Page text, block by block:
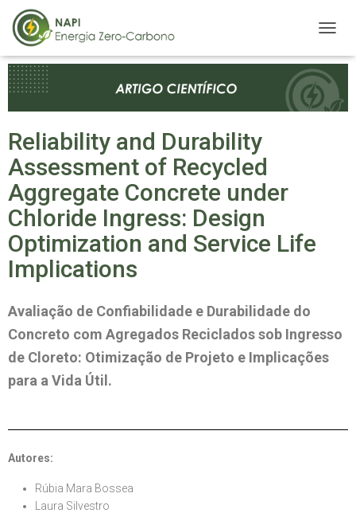
L
E
R
Reliability and Durability
Assessment of Recycled
Aggregate Concrete under
Chloride Ingress: Design
Optimization and Service Life
Implications
Avaliação de Confiabilidade e Durabilidade do
Concreto com Agregados Reciclados sob Ingresso
de Cloreto: Otimização de Projeto e Implicações
para a Vida Útil.
Autores:
Rúbia Mara Bossea
Laura Silvestro